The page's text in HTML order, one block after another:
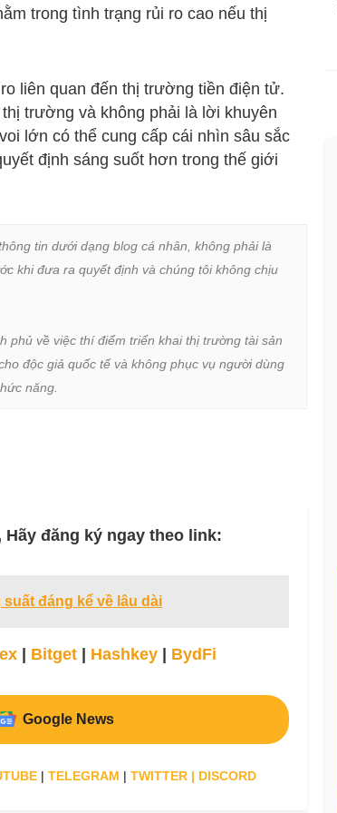
trong tình trạng rủi ro cao nếu thị
liên quan đến thị trường tiền điện tử.
trường và không phải là lời khuyên
lớn có thể cung cấp cái nhìn sâu sắc
định sáng suốt hơn trong thế giới
tin dưới dạng blog cá nhân, không phải là
khi đưa ra quyết định và chúng tôi không chịu
phủ về việc thí điểm triển khai thị trường tài sản
độc giả quốc tế và không phục vụ người dùng
năng.
đăng ký ngay theo link:
suất đáng kể về lâu dài
Bitget Hashkey BydFi
Google News
| TELEGRAM | TWITTER | DISCORD